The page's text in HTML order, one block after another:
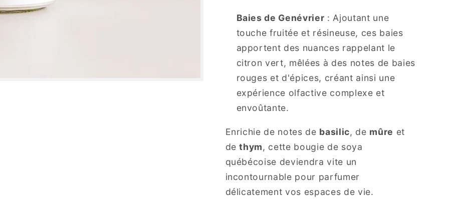
Baies de Genévrier : Ajoutant une
touche fruitée et résineuse, ces baies
apportent des nuances rappelant le
citron vert, mêlées à des notes de baies
rouges et d'épices, créant ainsi une
expérience olfactive complexe et
envoûtante.
Enrichie de notes de basilic, de mûre et
dethym, cette bougie de soya
québécoise deviendra vite un
incontournable pour parfumer
délicatement vos espaces de vie.